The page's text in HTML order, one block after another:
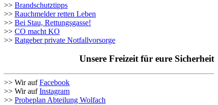
>> Brandschutztipps
>> Rauchmelder retten Leben
>> Bei Stau, Rettungsgasse!
>> CO macht KO
>> Ratgeber private Notfallvorsorge
Unsere Freizeit für eure Sicherheit
>> Wir aufFacebook
>> Wir aufInstagram
>> Probeplan Abteilung Wolfach